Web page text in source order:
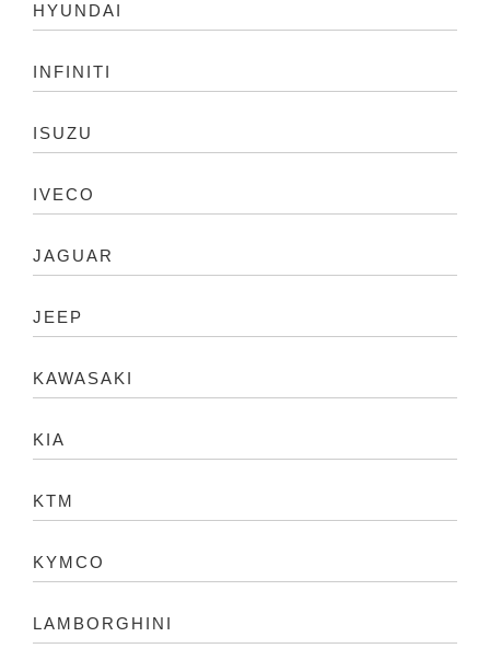
HYUNDAI
INFINITI
ISUZU
IVECO
JAGUAR
JEEP
KAWASAKI
KIA
KTM
KYMCO
LAMBORGHINI